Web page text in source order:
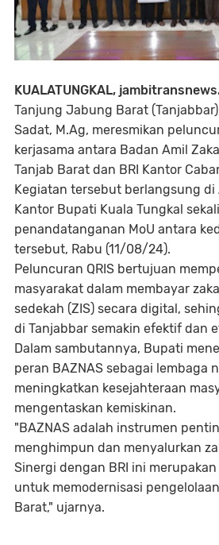
KUALATUNGKAL,
Tanjung Jabung Barat
Sadat, M.Ag, meresmikan
kerjasama antara Badan Amil
Tanjab Barat dan BRI Kantor
Kegiatan tersebut berlangsung di
Kantor Bupati Kuala Tungkal
penandatanganan MoU antara
tersebut, Rabu (11/08/24).
Peluncuran QRIS bertujuan
masyarakat dalam membayar
sedekah (ZIS) secara digital,
di Tanjabbar semakin efektif dan
Dalam sambutannya, Bupati
peran BAZNAS sebagai lembaga
meningkatkan kesejahteraan
mengentaskan kemiskinan.
"BAZNAS adalah instrumen
menghimpun dan menyalurkan
Sinergi dengan BRI ini
untuk memodernisasi
Barat," ujarnya.